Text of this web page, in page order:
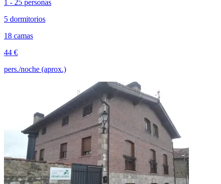
1 - 25 personas
5 dormitorios
18 camas
44 €
pers./noche (aprox.)